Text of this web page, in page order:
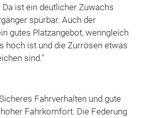
Da ist ein deutlicher Zuwachs
spürbar. Auch der
gutes Platzangebot, wenngleich
hoch ist und die Zurrösen etwas
sind."
Fahrverhalten und gute
Fahrkomfort. Die Federung